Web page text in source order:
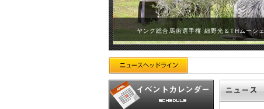
ヤング総合馬術選手権 細野光＆THムーシェ